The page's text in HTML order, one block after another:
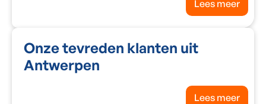
Lees meer
Onze tevreden klanten uit
Antwerpen
Lees meer